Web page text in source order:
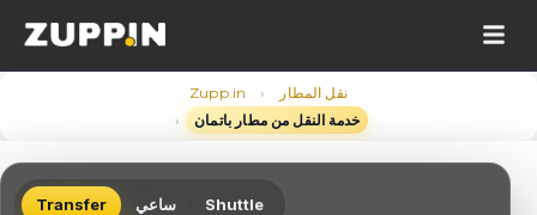
Zupp.in ›
نقل المطار
›
خدمة النقل من مطار باتمان
Transfer ساعي Shuttle